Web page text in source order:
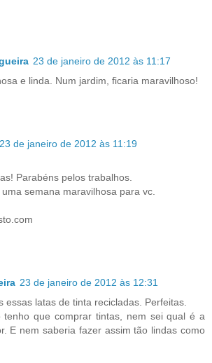
23 de janeiro de 2012 às 11:17
e linda. Num jardim, ficaria maravilhoso!
23 de janeiro de 2012 às 11:19
Parabéns pelos trabalhos.
semana maravilhosa para vc.
23 de janeiro de 2012 às 12:31
essas latas de tinta recicladas. Perfeitas.
tenho que comprar tintas, nem sei qual é a
E nem saberia fazer assim tão lindas como